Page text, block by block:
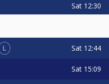
Sat 12:30
L Sat 12:44
Sat 15:09